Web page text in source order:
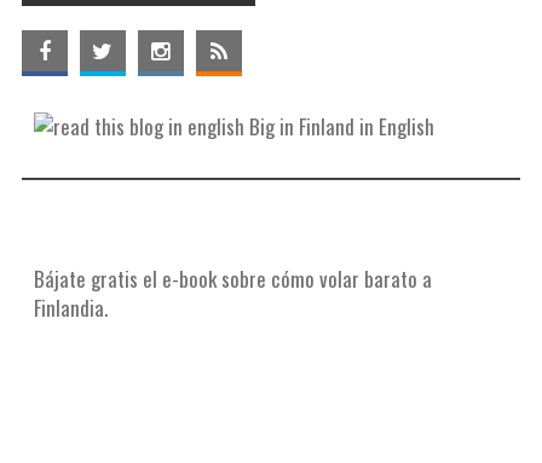
Big in Finland in English
Bájate gratis el e-book sobre cómo volar barato a
Finlandia.